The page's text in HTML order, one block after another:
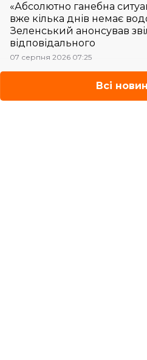
«Абсолютно ганебна
вже кілька днів немає
Зеленський анонсував
відповідального
07 серпня 2026 07:25
Всі